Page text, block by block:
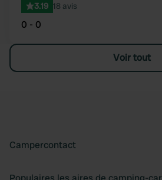
3.19 18 avis
0 - 0
Voir tout
Campercontact